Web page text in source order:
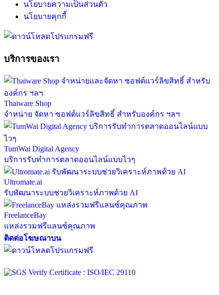
นโยบายความเป็นส่วนตัว
นโยบายคุกกี้
บริการของเรา
Thaiware Shop
จำหน่าย จัดหา ซอฟต์แวร์ลิขสิทธิ์ สำหรับองค์กร ฯลฯ
TumWai Digital Agency
บริการรับทำการตลาดออนไลน์แบบไวๆ
Ultromate.ai
รับพัฒนาระบบช่วยวิเคราะห์ภาพด้วย AI
FreelanceBay
แหล่งรวมฟรีแลนซ์คุณภาพ
ติดต่อโฆษณาบน